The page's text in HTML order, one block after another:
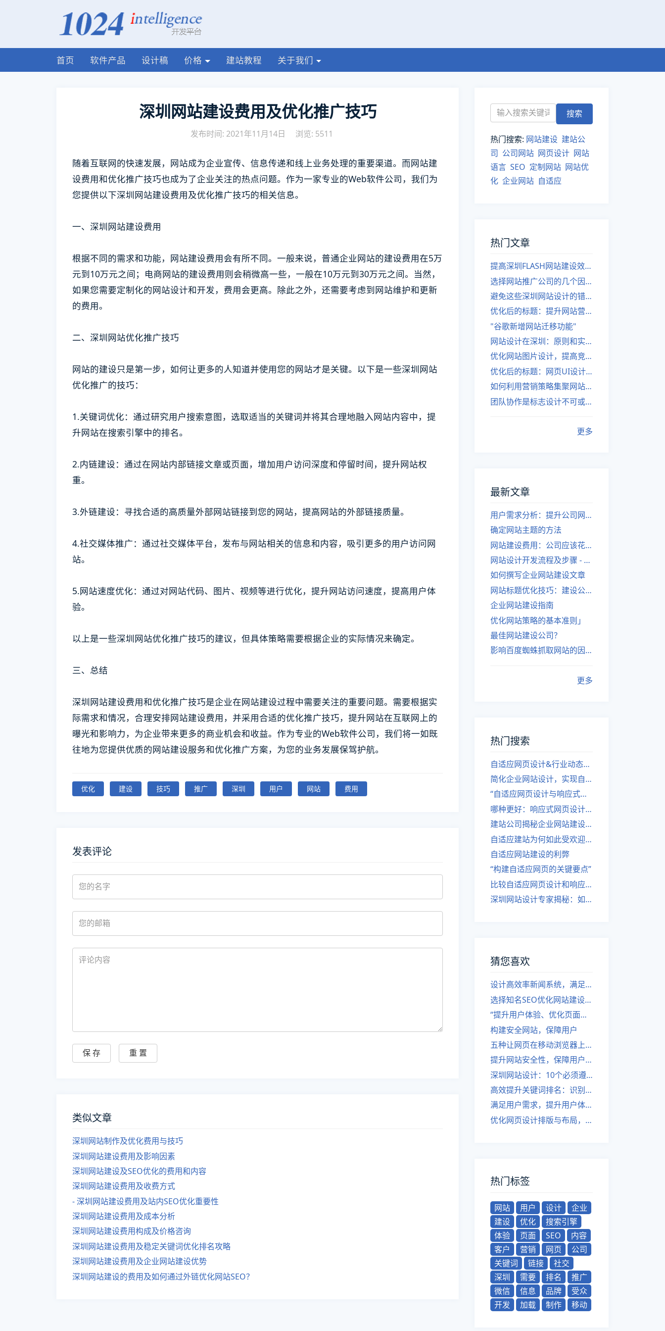
首页 软件产品 设计稿 价格 建站教程 关于我们
深圳网站建设费用及优化推广技巧
发布时间: 2021年11月14日 浏览: 5511
随着互联网的快速发展，网站成为企业宣传、信息传递和线上业务处理的重要渠道。而网站建
设费用和优化推广技巧也成为了企业关注的热点问题。作为一家专业的Web软件公司，我们为
您提供以下深圳网站建设费用及优化推广技巧的相关信息。
一、深圳网站建设费用
根据不同的需求和功能，网站建设费用会有所不同。一般来说，普通企业网站的建设费用在5万
元到10万元之间；电商网站的建设费用则会稍微高一些，一般在10万元到30万元之间。当然，
如果您需要定制化的网站设计和开发，费用会更高。除此之外，还需要考虑到网站维护和更新
的费用。
二、深圳网站优化推广技巧
网站的建设只是第一步，如何让更多的人知道并使用您的网站才是关键。以下是一些深圳网站
优化推广的技巧：
1.关键词优化：通过研究用户搜索意图，选取适当的关键词并将其合理地融入网站内容中，提
升网站在搜索引擎中的排名。
2.内链建设：通过在网站内部链接文章或页面，增加用户访问深度和停留时间，提升网站权
重。
3.外链建设：寻找合适的高质量外部网站链接到您的网站，提高网站的外部链接质量。
4.社交媒体推广：通过社交媒体平台，发布与网站相关的信息和内容，吸引更多的用户访问网
站。
5.网站速度优化：通过对网站代码、图片、视频等进行优化，提升网站访问速度，提高用户体
验。
以上是一些深圳网站优化推广技巧的建议，但具体策略需要根据企业的实际情况来确定。
三、总结
深圳网站建设费用和优化推广技巧是企业在网站建设过程中需要关注的重要问题。需要根据实
际需求和情况，合理安排网站建设费用，并采用合适的优化推广技巧，提升网站在互联网上的
曝光和影响力，为企业带来更多的商业机会和收益。作为专业的Web软件公司，我们将一如既
往地为您提供优质的网站建设服务和优化推广方案，为您的业务发展保驾护航。
优化 建设 技巧 推广 深圳 用户 网站 费用
发表评论
类似文章
深圳网站制作及优化费用与技巧
深圳网站建设费用及影响因素
深圳网站建设及SEO优化的费用和内容
深圳网站建设费用及收费方式
- 深圳网站建设费用及站内SEO优化重要性
深圳网站建设费用及成本分析
深圳网站建设费用构成及价格咨询
深圳网站建设费用及稳定关键词优化排名攻略
深圳网站建设费用及企业网站建设优势
深圳网站建设的费用及如何通过外链优化网站SEO？
热门搜索: 网站建设 建站公
司 公司网站 网页设计 网站
语言 SEO 定制网站 网站优
化 企业网站 自适应
热门文章
提高深圳FLASH网站建设效率的建议
选择网站推广公司的几个因素
避免这些深圳网站设计的错误
优化后的标题：提升网站营销绩效的策略
"谷歌新增网站迁移功能"
网站设计在深圳：原则和实践
优化网站图片设计，提高竞争力
优化后的标题：网页UI设计与APP UI设计应用软件
如何利用营销策略集聚网站流量
团队协作是标志设计不可或缺的一部分
更多
最新文章
用户需求分析：提升公司网站建设效果
确定网站主题的方法
网站建设费用：公司应该花费多少？
网站设计开发流程及步骤 - 优化后的标题
如何撰写企业网站建设文章
网站标题优化技巧：建设公司的专业指导
企业网站建设指南
优化网站策略的基本准则」
最佳网站建设公司？
影响百度蜘蛛抓取网站的因素有哪些？
更多
热门搜索
自适应网页设计&行业动态，关注建站。
简化企业网站设计，实现自适应设计的方法
“自适应网页设计与响应式网站建设的异同”
哪种更好：响应式网页设计还是自适应网站？
建站公司揭秘企业网站建设核心原则
自适应建站为何如此受欢迎？
自适应网站建设的利弊
“构建自适应网页的关键要点”
比较自适应网页设计和响应式网站的差异
深圳网站设计专家揭秘：如何实现自适应网页设计
猜您喜欢
设计高效率新闻系统，满足用户需求.
选择知名SEO优化网站建设公司，提升用户体验，赢得更多业务机会。
“提升用户体验、优化页面设计与功能，区别网站改版与重建。”
构建安全网站，保障用户
五种让网页在移动浏览器上兼容的方法
提升网站安全性，保障用户体验！
深圳网站设计：10个必须遵守的网站字体排版规则
高效提升关键词排名：识别热度的技巧
满足用户需求，提升用户体验
优化网页设计排版与布局，提升用户体验。
热门标签
网站 用户 设计
企业
建设
优化
搜索引擎
体验
页面 SEO
内容
客户
营销 网页
公司
关键词
链接
社交
深圳
需要 排名
推广
微信
信息 品牌
受众
开发
加载 制作 移动